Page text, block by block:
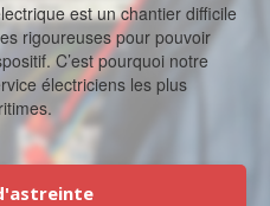
est un chantier difficile
rigoureuses pour pouvoir
C’est pourquoi notre
électriciens les plus